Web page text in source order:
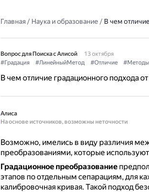
Главная/ Наука и образование / В чем
Вопрос для Поиска с Алисой
13 октября
#Градация
#ЛинейныйМетод #Отличие
В чем отличие градационного подхода
Алиса
На основе источников, возможны неточности
Возможно, имелись в виду различия
преобразованиями, которые
Градационное преобразование
этапов по отдельным сепарациям, для
калибровочная кривая. Такой подход